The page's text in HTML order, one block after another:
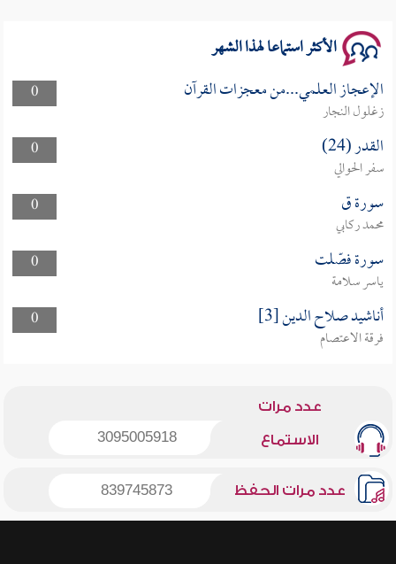
الأكثر استماعا لهذا الشهر
0 الإعجاز العلمي...من معجزات القرآن
زغلول النجار
0
القدر (24)
سفر الحوالي
0
سورة ق
محمد ركابي
0
سورة فصّلت
ياسر سلامة
0
أناشيد صلاح الدين [3]
فرقة الاعتصام
عدد مرات
الاستماع 3095005918
عدد مرات الحفظ 839745873